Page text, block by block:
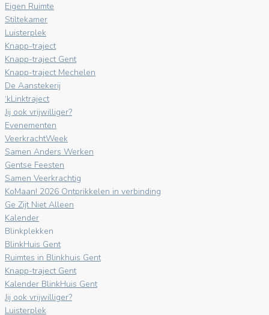
Eigen Ruimte
Stiltekamer
Luisterplek
Knapp-traject
Knapp-traject Gent
Knapp-traject Mechelen
De Aanstekerij
‘kLinktraject
Jij ook vrijwilliger?
Evenementen
VeerkrachtWeek
Samen Anders Werken
Gentse Feesten
Samen Veerkrachtig
KoMaan! 2026 Ontprikkelen in verbinding
Ge Zijt Niet Alleen
Kalender
Blinkplekken
BlinkHuis Gent
Ruimtes in Blinkhuis Gent
Knapp-traject Gent
Kalender BlinkHuis Gent
Jij ook vrijwilliger?
Luisterplek